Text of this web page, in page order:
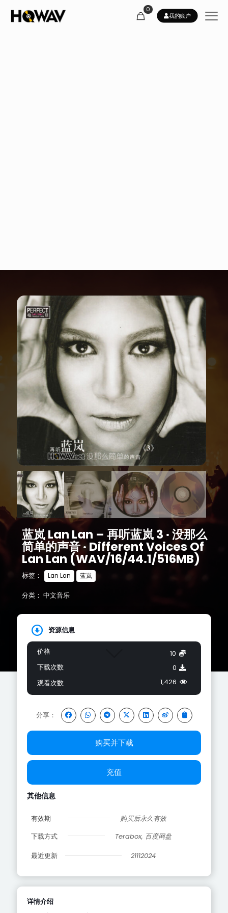
0
我的账户
蓝岚 Lan Lan – 再听蓝岚 3 · 没那么
简单的声音 · Different Voices Of
Lan Lan (WAV/16/44.1/516MB)
标签： Lan Lan 蓝岚
分类： 中文音乐
详情介绍
资源信息
价格
下载次数
观看次数
10
0
1,426
分享：
购买并下载
充值
其他信息
有效期
购买后永久有效
下载方式
Terabox, 百度网盘
最近更新
21112024